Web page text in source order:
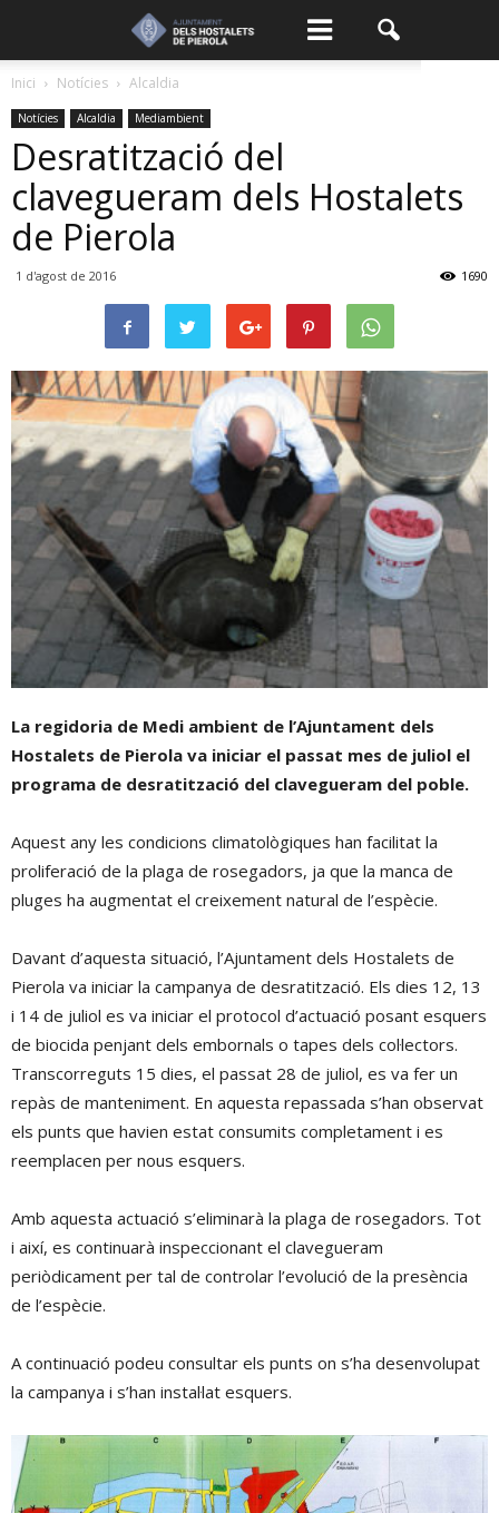
Inici Notícies Alcaldia
Notícies Alcaldia Mediambient
Desratització del
clavegueram dels Hostalets
de Pierola
1 d'agost de 2016 1690
La regidoria de Medi ambient de l’Ajuntament dels
Hostalets de Pierola va iniciar el passat mes de juliol el
programa de desratització del clavegueram del poble.
Aquest any les condicions climatològiques han facilitat la
proliferació de la plaga de rosegadors, ja que la manca de
pluges ha augmentat el creixement natural de l’espècie.
Davant d’aquesta situació, l’Ajuntament dels Hostalets de
Pierola va iniciar la campanya de desratització. Els dies 12, 13
i 14 de juliol es va iniciar el protocol d’actuació posant esquers
de biocida penjant dels embornals o tapes dels col·lectors.
Transcorreguts 15 dies, el passat 28 de juliol, es va fer un
repàs de manteniment. En aquesta repassada s’han observat
els punts que havien estat consumits completament i es
reemplacen per nous esquers.
Amb aquesta actuació s’eliminarà la plaga de rosegadors. Tot
i així, es continuarà inspeccionant el clavegueram
periòdicament per tal de controlar l’evolució de la presència
de l’espècie.
A continuació podeu consultar els punts on s’ha desenvolupat
la campanya i s’han instal·lat esquers.